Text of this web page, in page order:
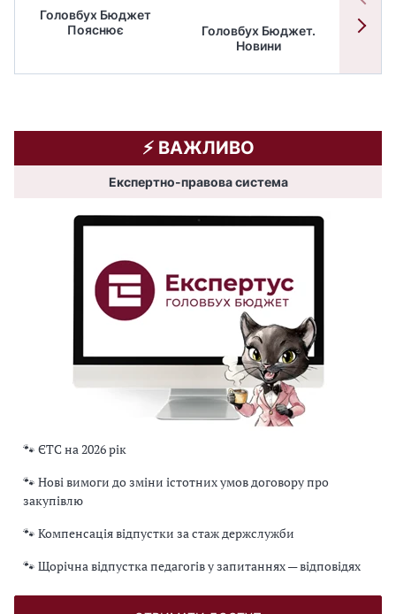
Головбух Бюджет
Пояснює
Головбух Бюджет.
Новини
⚡️ ВАЖЛИВО
Експертно-правова система
🐾 ЄТС на 2026 рік
🐾 Нові вимоги до зміни істотних умов договору про
закупівлю
🐾 Компенсація відпустки за стаж держслужби
🐾 Щорічна відпустка педагогів у запитаннях — відповідях